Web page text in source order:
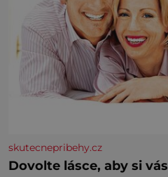
skutecnepribehy.cz
Dovolte lásce, aby si